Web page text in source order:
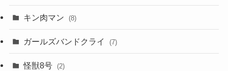
キン肉マン (8)
ガールズバンドクライ (7)
怪獣8号 (2)